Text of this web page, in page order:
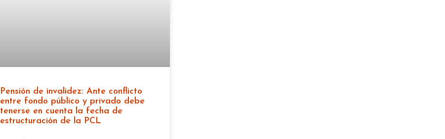
Pensión de invalidez: Ante conflicto
entre fondo público y privado debe
tenerse en cuenta la fecha de
estructuración de la PCL